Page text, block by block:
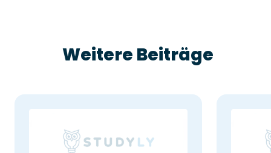
Weitere Beiträge